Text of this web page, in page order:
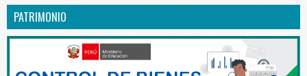
PATRIMONIO